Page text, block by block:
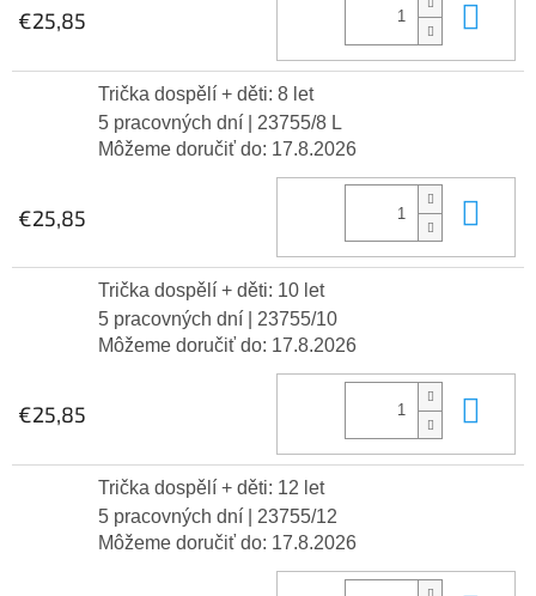
€25,85
Trička dospělí + děti: 8 let
5 pracovných dní
| 23755/8 L
Môžeme doručiť do: 17.8.2026
€25,85
Trička dospělí + děti: 10 let
5 pracovných dní
| 23755/10
Môžeme doručiť do: 17.8.2026
€25,85
Trička dospělí + děti: 12 let
5 pracovných dní
| 23755/12
Môžeme doručiť do: 17.8.2026